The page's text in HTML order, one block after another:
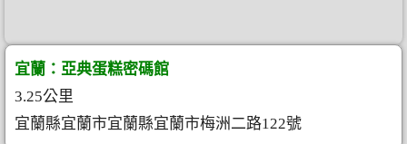
宜蘭：亞典蛋糕密碼館
3.25公里
宜蘭縣宜蘭市宜蘭縣宜蘭市梅洲二路122號